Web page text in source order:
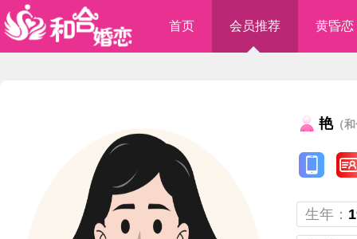
首页 会员推荐 黄昏恋
艳（
生年：